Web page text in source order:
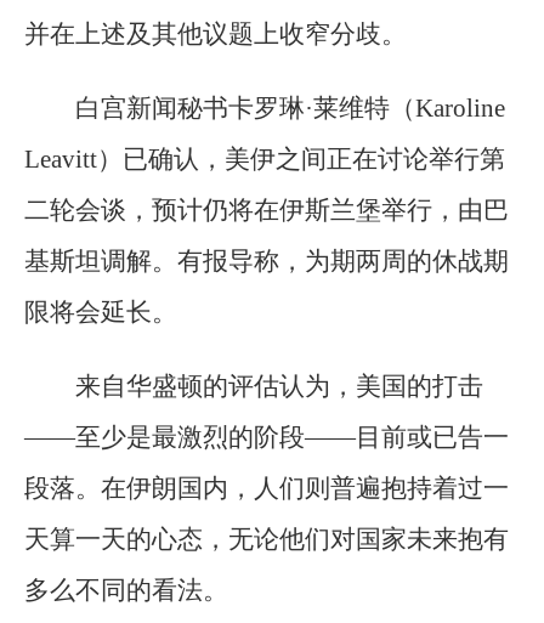
并在上述及其他议题上收窄分歧。
白宫新闻秘书卡罗琳·莱维特（Karoline
Leavitt）已确认，美伊之间正在讨论举行第
二轮会谈，预计仍将在伊斯兰堡举行，由巴
基斯坦调解。有报导称，为期两周的休战期
限将会延长。
来自华盛顿的评估认为，美国的打击
——至少是最激烈的阶段——目前或已告一
段落。在伊朗国内，人们则普遍抱持着过一
天算一天的心态，无论他们对国家未来抱有
多么不同的看法。